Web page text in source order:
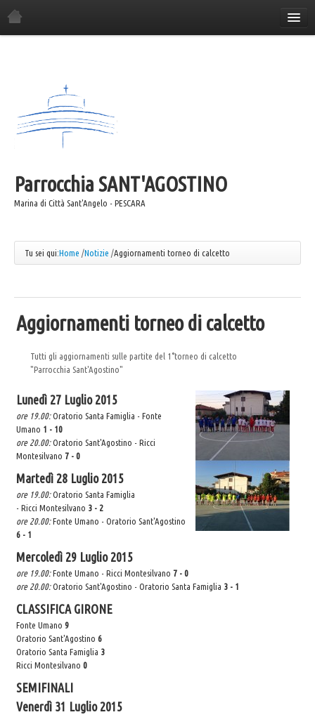
Orario Sante Messe
Gli incontri in parrocchia
Il Consiglio Economico
Il Comitato Festa
I Gruppi Parrocchiali
Azione Cattolica
Coro "Canta e Cammina"
Eccomi
La Sorgente
UNITALSI
Catechesi
I doni dello Spirito Santo
Notizie
Gallery
L'Oratorio in Festa 2015
Festa di Benvenuto 17/10/2015
Cena Comitato Festa 20/11/2015
NATALE IN PARROCCHIA 2015-2016
Quaresima 2016
30° Anniversario Ordinazione Sacerdotale Don Nino
Festa Sant'Agostino
RASSEGNA PRESEPI DOMESTICI 2020
Parrocchia SANT'AGOSTINO
Marina di Città Sant'Angelo - PESCARA
Tu sei qui:Home /Notizie /Aggiornamenti torneo di calcetto
Aggiornamenti torneo di calcetto
Tutti gli aggiornamenti sulle partite del 1°torneo di calcetto
"Parrocchia Sant'Agostino"
Lunedì 27 Luglio 2015
ore 19.00: Oratorio Santa Famiglia -Fonte
Umano 1 - 10
ore 20.00: Oratorio Sant'Agostino -Ricci
Montesilvano 7 - 0
Martedì 28 Luglio 2015
ore 19.00: Oratorio Santa Famiglia
-Ricci Montesilvano 3 - 2
ore 20.00: Fonte Umano - Oratorio Sant'Agostino
6 - 1
Mercoledì 29 Luglio 2015
ore 19.00: Fonte Umano - Ricci Montesilvano 7 - 0
ore 20.00: Oratorio Sant'Agostino - Oratorio Santa Famiglia 3 - 1
CLASSIFICA GIRONE
Fonte Umano9
Oratorio Sant'Agostino6
Oratorio Santa Famiglia 3
Ricci Montesilvano0
SEMIFINALI
Venerdì 31 Luglio 2015